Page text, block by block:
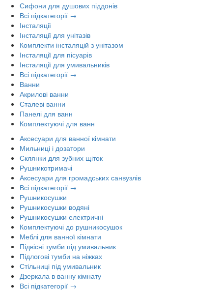
Сифони для душових піддонів
Всі підкатегорії →
Інсталяції
Інсталяції для унітазів
Комплекти інсталяцій з унітазом
Інсталяції для пісуарів
Інсталяції для умивальників
Всі підкатегорії →
Ванни
Акрилові ванни
Сталеві ванни
Панелі для ванн
Комплектуючі для ванн
Аксесуари для ванної кімнати
Мильниці і дозатори
Склянки для зубних щіток
Рушникотримачі
Аксесуари для громадських санвузлів
Всі підкатегорії →
Рушникосушки
Рушникосушки водяні
Рушникосушки електричні
Комплектуючі до рушникосушок
Меблі для ванної кімнати
Підвісні тумби під умивальник
Підлогові тумби на ніжках
Стільниці під умивальник
Дзеркала в ванну кімнату
Всі підкатегорії →